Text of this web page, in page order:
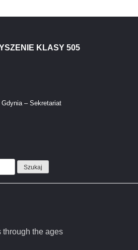
KLASY 505
Gdynia – Sekretariat
through the ages